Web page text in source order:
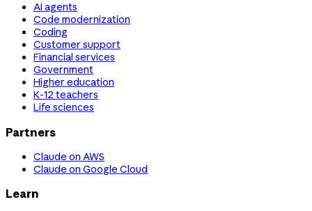
AI agents
Code modernization
Coding
Customer support
Financial services
Government
Higher education
K-12 teachers
Life sciences
Partners
Claude on AWS
Claude on Google Cloud
Learn